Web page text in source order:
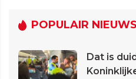
POPULAIR NIEUWS
Dat is